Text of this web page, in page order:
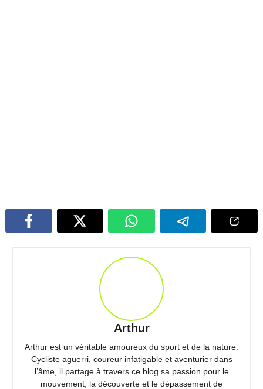
Arthur
Arthur est un véritable amoureux du sport et de la nature.
Cycliste aguerri, coureur infatigable et aventurier dans
l’âme, il partage à travers ce blog sa passion pour le
mouvement, la découverte et le dépassement de